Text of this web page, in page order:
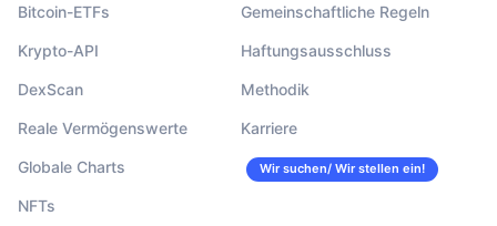
Bitcoin-ETFs
Krypto-API
DexScan
Reale Vermögenswerte
Globale Charts
NFTs
Gemeinschaftliche Regeln
Haftungsausschluss
Methodik
Karriere
Wir suchen/ Wir stellen ein!